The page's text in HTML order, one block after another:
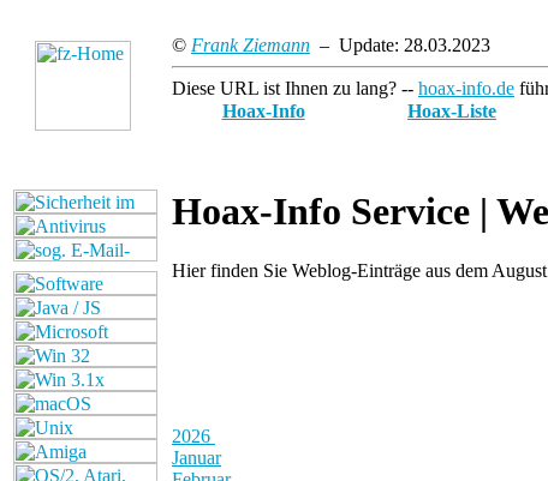
© Frank Ziemann – Update: 28.03.2023
Diese URL ist Ihnen zu lang? -- hoax-info.de
Hoax-Info
Hoax-Liste
Hoax-Info Service |
Hier finden Sie Weblog-Einträge aus dem
2026
Januar